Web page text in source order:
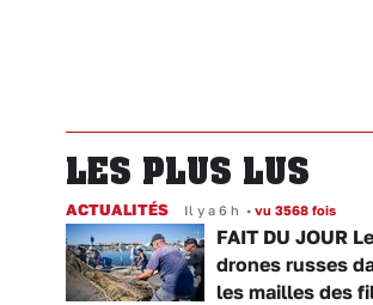
LES PLUS LUS
ACTUALITÉS Il y a 6 h • vu 3568 fois
FAIT DU JOUR
drones russes
les mailles des